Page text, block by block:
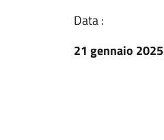
Data :
21 gennaio 2025